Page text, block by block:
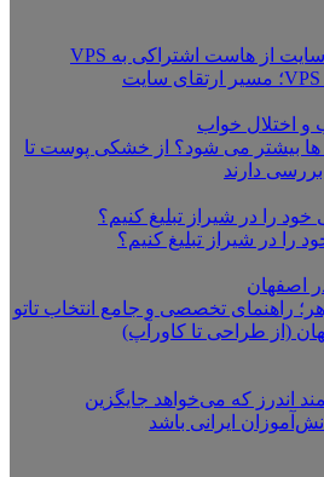
بیشتر می شود؟ از خشکی پوست تا
دارند
را در شیراز تبلیغ کنیم؟
راهنمای تخصصی و جامع انتخاب تاتو
(از طراحی تا کاورآپ)
اندرز که می‌خواهد جایگزین
ایرانی باشد